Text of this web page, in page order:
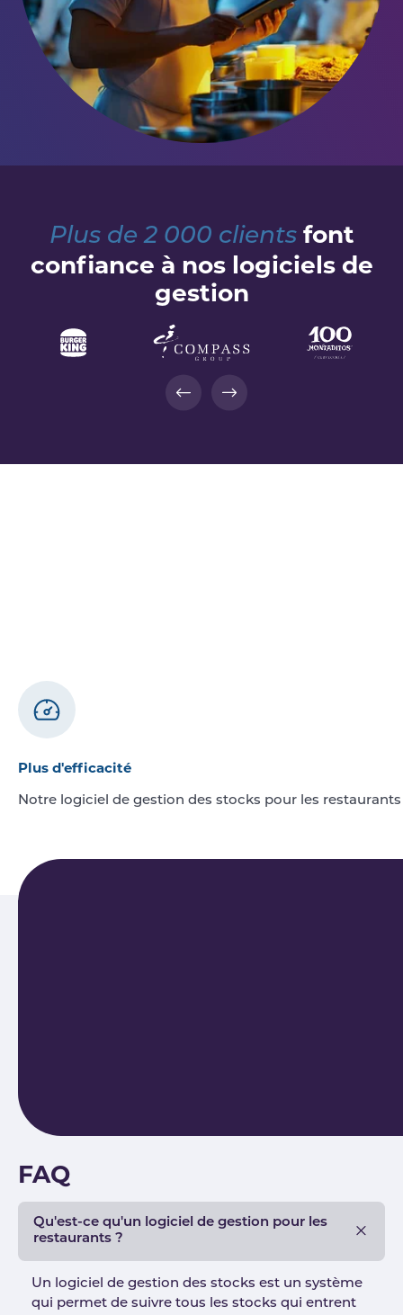
Plus de 2 000 clientsfont
confiance à nos logiciels de
gestion
Plus d'efficacité
Notre logiciel de gestion des stocks pour les
FAQ
Qu'est-ce qu'un logiciel de gestion pour les
restaurants ?
Un logiciel de gestion des stocks est un système
qui permet de suivre tous les stocks qui entrent